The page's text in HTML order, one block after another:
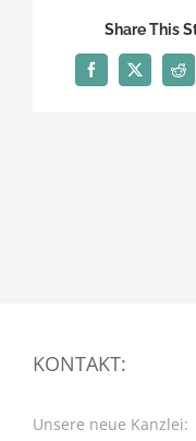
Share This
Facebook
X
KONTAKT:
Unsere neue Kanzlei: